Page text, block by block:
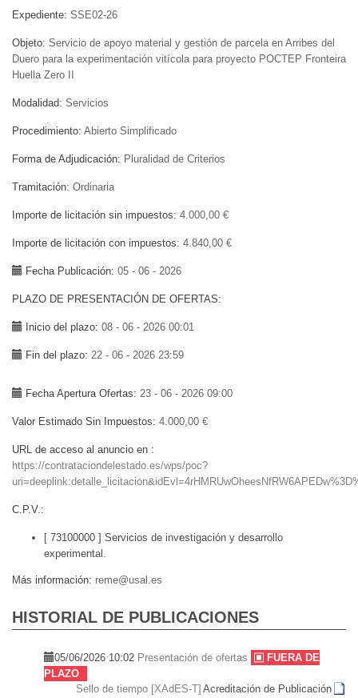
Expediente SSE02-26
Objeto Servicio de apoyo material y gestión de parcela en Arribes del
Duero para la experimentación vitícola para proyecto POCTEP Fronteira
Huella Zero II
Modalidad Servicios
Procedimiento Abierto Simplificado
Forma de Adjudicación Pluralidad de Criterios
Tramitación Ordinaria
Importe de licitación sin impuestos 4.000,00 €
Importe de licitación con impuestos 4.840,00 €
Fecha Publicación 05 - 06 - 2026
PLAZO DE PRESENTACIÓN DE OFERTAS
Inicio del plazo 08 - 06 - 2026 00:01
Fin del plazo 22 - 06 - 2026 23:59
Fecha Apertura Ofertas 23 - 06 - 2026 09:00
Valor Estimado Sin Impuestos 4.000,00 €
URL de acceso al anuncio en
https://contrataciondelestado.es/wps/poc?
C.P.V.
[ 73100000 ] Servicios de investigación y desarrollo
experimental.
Más información reme@usal.es
HISTORIAL DE PUBLICACIONES
05/06/2026 10:02 Presentación de ofertas
FUERA DE
PLAZO
Acreditación de Publicación
Sello de tiempo [XAdES-T]